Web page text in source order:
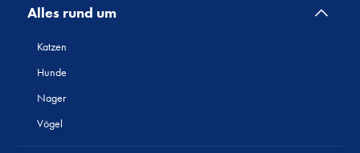
Alles rund um
Katzen
Hunde
Nager
Vögel